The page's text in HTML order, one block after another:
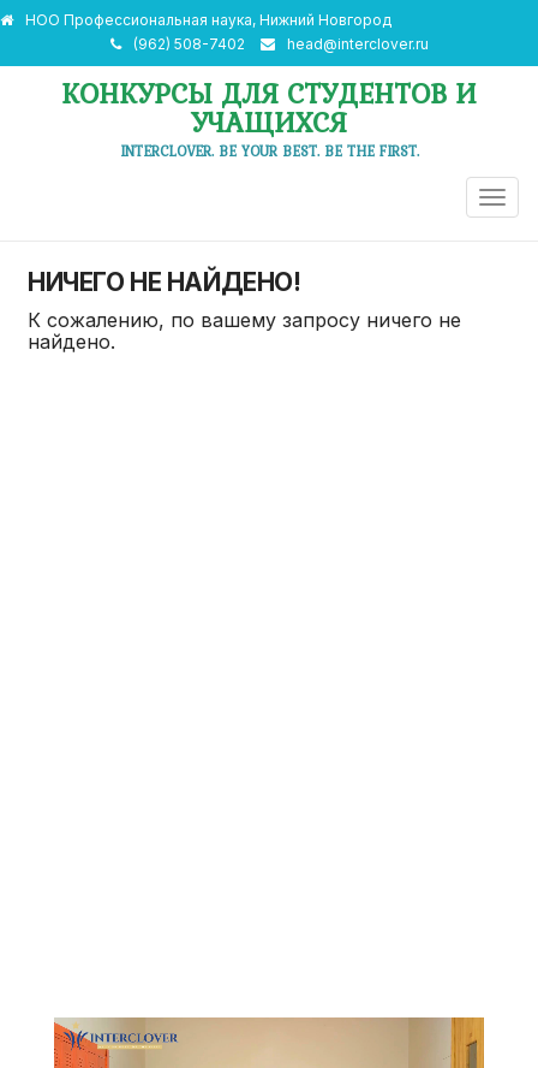
НОО Профессиональная наука, Нижний Новгород
(962) 508-7402
head@interclover.ru
КОНКУРСЫ ДЛЯ СТУДЕНТОВ И
УЧАЩИХСЯ
INTERCLOVER. BE YOUR BEST. BE THE FIRST.
НИЧЕГО НЕ НАЙДЕНО!
К сожалению, по вашему запросу ничего не
найдено.
Видеоплеер